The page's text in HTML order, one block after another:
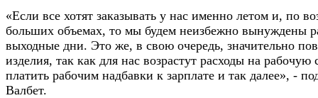
«Если все хотят заказывать у нас именно летом и, по
больших объемах, то мы будем неизбежно вынуждены
выходные дни. Это же, в свою очередь, значительно
изделия, так как для нас возрастут расходы на
платить рабочим надбавки к зарплате и так далее», -
Валбет.